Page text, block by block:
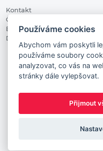
Kontakt
Členské organizace
Blog
Digitalizace ve vzdělávání
DigiKoalice
Vstup do
This project has
Commission Innovation
Commission and the
Používáme cookies
Abychom vám poskytli
používáme soubory
analyzovat, co vás na
stránky dále vylepšovat.
Přijmout